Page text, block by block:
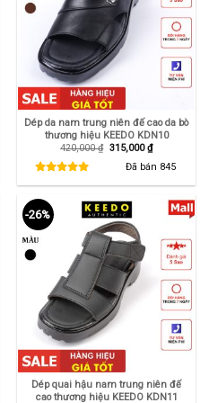
Dép da nam trung niên đế cao da bò
thương hiệu KEEDO KDN10
420,000₫ Giá
420,000 ₫.
315,000₫Giá
hiện
tại
là:
315,000 ₫.
Đã bán 845
-26%
Dép quai hậu nam trung niên đế
cao thương hiệu KEEDO KDN11